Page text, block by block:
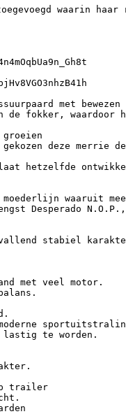
waarin
met
de fokker,
deze
hetzelfde
moederlijn waaruit
Desperado
stabiel
met veel motor.
lastig te worden.
trailer